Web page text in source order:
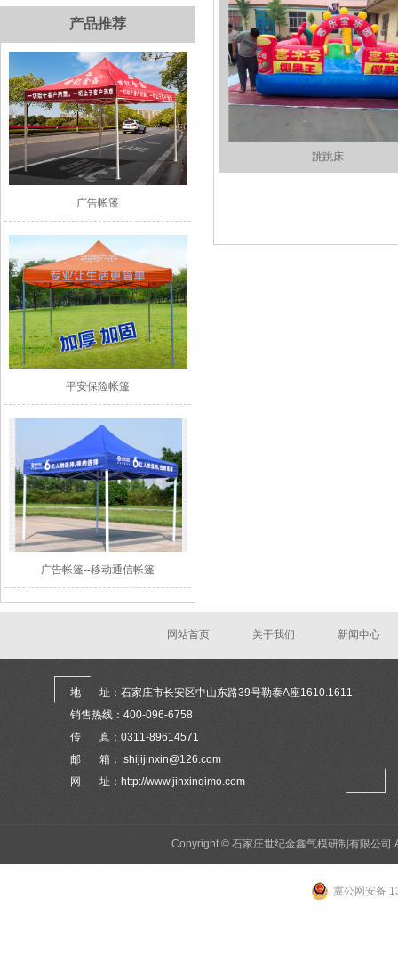
产品推荐
广告帐篷
平安保险帐篷
广告帐篷--移动通信帐篷
跳跳床
网站首页 关于我们 新闻中心
地 址：石家庄市长安区中山东路39号勒泰A座1610.1611
销售热线：400-096-6758
传 真：0311-89614571
邮 箱： shijijinxin@126.com
网 址：http://www.jinxinqimo.com
Copyright © 石家庄世纪金鑫气模研制有限公
冀公网安备